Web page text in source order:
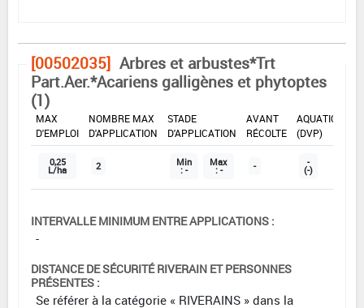
[00502035] Arbres et arbustes*Trt
Part.Aer.*Acariens galligènes et phytoptes
(1)
DOSE
MAX
D'EMPLOI
NOMBRE MAX
D'APPLICATION
STADE
D'APPLICATION
AVANT
RÉCOLTE
AQUATIQUE
(DVP)
0,25
L/ha 2 Min
: -
Max
: - - -
(-)
INTERVALLE MINIMUM ENTRE APPLICATIONS :
-
DISTANCE DE SÉCURITÉ RIVERAIN ET PERSONNES
PRÉSENTES :
Se référer à la catégorie « RIVERAINS » dans la